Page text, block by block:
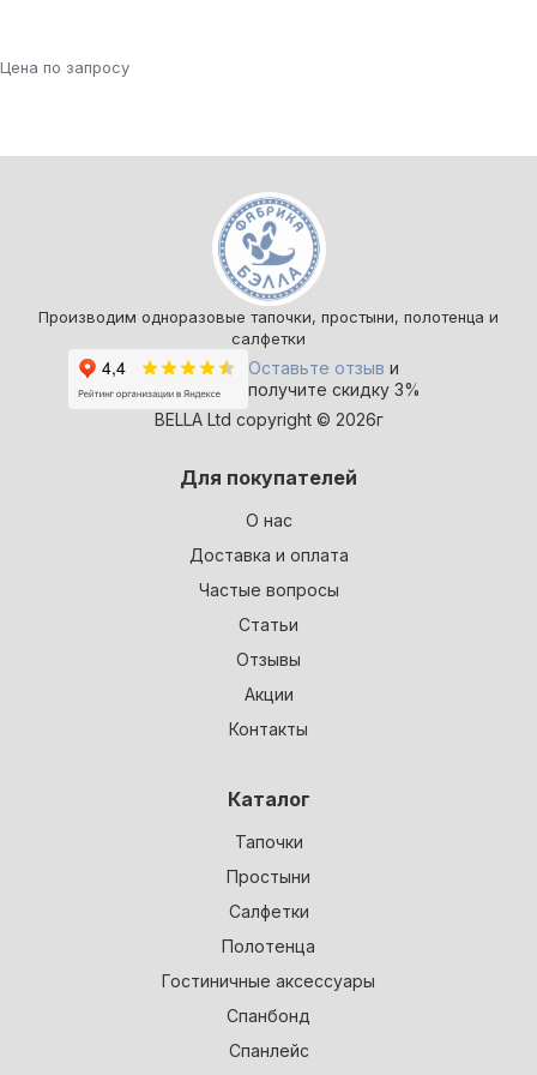
Цена по запросу
Производим одноразовые тапочки, простыни, полотенца и
салфетки
Оставьте отзыв и
получите скидку 3%
BELLA Ltd copyright © 2026г
Для покупателей
О нас
Доставка и оплата
Частые вопросы
Статьи
Отзывы
Акции
Контакты
Каталог
Тапочки
Простыни
Салфетки
Полотенца
Гостиничные аксессуары
Спанбонд
Спанлейс